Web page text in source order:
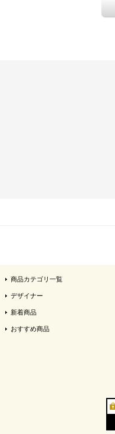
商品カテゴリ一覧
デザイナー
新着商品
おすすめ商品